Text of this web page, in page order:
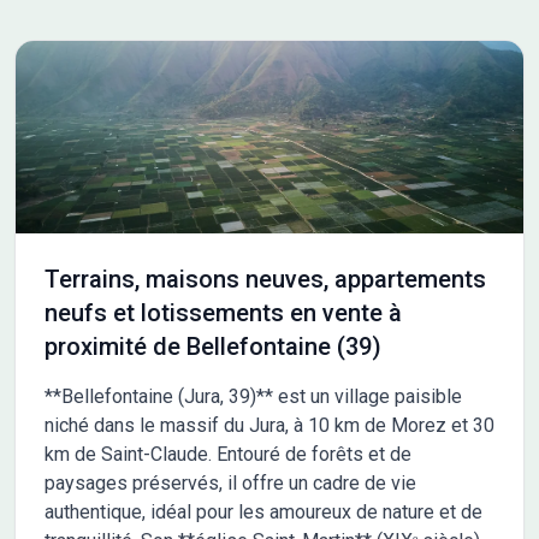
Terrains, maisons neuves, appartements
neufs et lotissements en vente à
proximité de Bellefontaine (39)
**Bellefontaine (Jura, 39)** est un village paisible
niché dans le massif du Jura, à 10 km de Morez et 30
km de Saint-Claude. Entouré de forêts et de
paysages préservés, il offre un cadre de vie
authentique, idéal pour les amoureux de nature et de